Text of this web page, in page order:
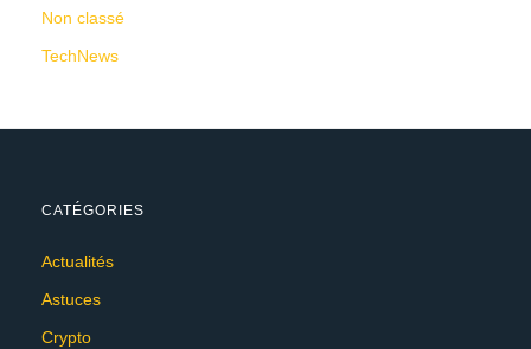
Non classé
TechNews
CATÉGORIES
Actualités
Astuces
Crypto